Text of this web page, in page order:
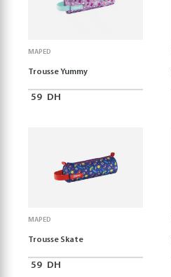
MAPED
Trousse Yummy
59 DH
MAPED
Trousse Skate
59 DH